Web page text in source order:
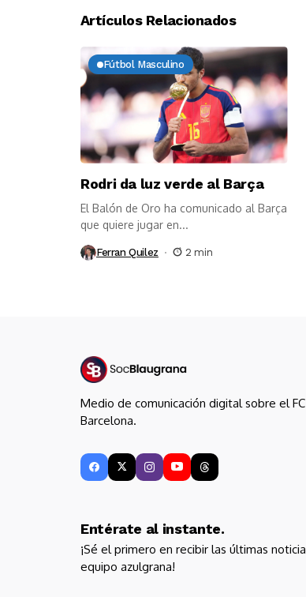
Artículos Relacionados
Fútbol Masculino
Rodri da luz verde al Barça
El Balón de Oro ha comunicado al Barça
que quiere jugar en...
Ferran Quilez 2 min
Medio de comunicación digital sobre el FC
Barcelona.
Entérate al instante.
¡Sé el primero en recibir las últimas
equipo azulgrana!